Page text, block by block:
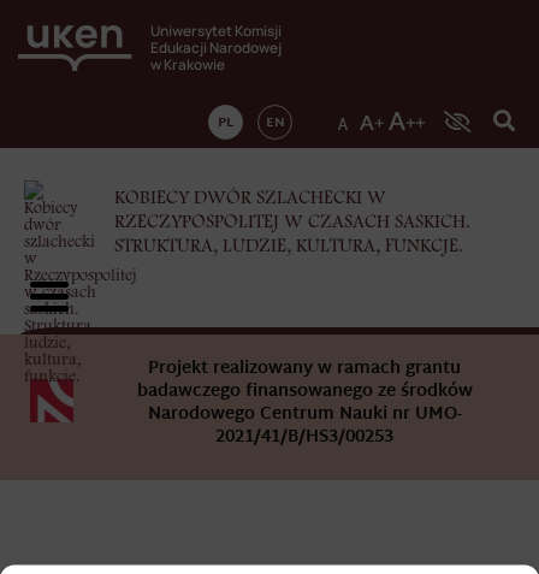
Uniwersytet Komisji
Edukacji Narodowej
w Krakowie
PL EN
KOBIECY DWÓR SZLACHECKI W
RZECZYPOSPOLITEJ W CZASACH SASKICH.
STRUKTURA, LUDZIE, KULTURA, FUNKCJE.
Projekt realizowany w ramach grantu
badawczego finansowanego ze środków
Narodowego Centrum Nauki nr UMO-
2021/41/B/HS3/00253